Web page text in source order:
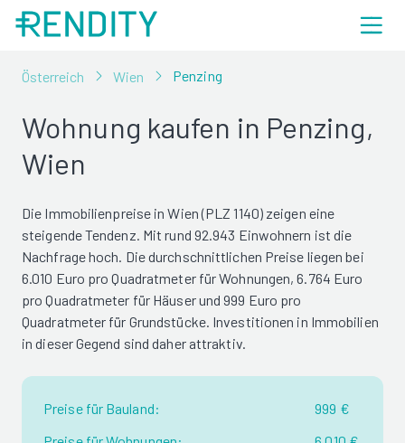
Österreich Wien Penzing
Wohnung kaufen in Penzing,
Wien
Die Immobilienpreise in Wien (PLZ 1140) zeigen eine
steigende Tendenz. Mit rund 92.943 Einwohnern ist die
Nachfrage hoch. Die durchschnittlichen Preise liegen bei
6.010 Euro pro Quadratmeter für Wohnungen, 6.764 Euro
pro Quadratmeter für Häuser und 999 Euro pro
Quadratmeter für Grundstücke. Investitionen in Immobilien
in dieser Gegend sind daher attraktiv.
Preise für Bauland:
999 €